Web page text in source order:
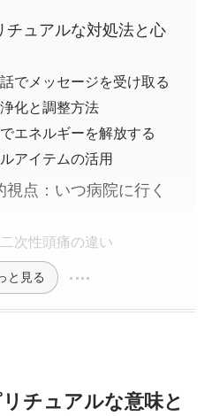
チュアルな対処法と心
でメッセージを受け取る
化と調整方法
エネルギーを解放する
アイテムの活用
点：いつ病院に行く
次性頭痛の違い
と見る
チュアルな意味と